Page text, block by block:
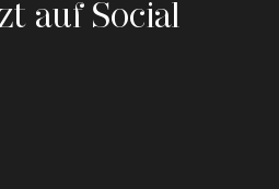
auf Social